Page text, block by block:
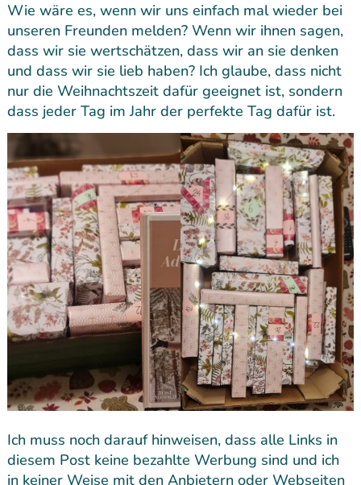
Wie wäre es, wenn wir uns einfach mal wieder bei
unseren Freunden melden? Wenn wir ihnen sagen,
dass wir sie wertschätzen, dass wir an sie denken
und dass wir sie lieb haben? Ich glaube, dass nicht
nur die Weihnachtszeit dafür geeignet ist, sondern
dass jeder Tag im Jahr der perfekte Tag dafür ist.
Ich muss noch darauf hinweisen, dass alle Links in
diesem Post keine bezahlte Werbung sind und ich
in keiner Weise mit den Anbietern oder Webseiten